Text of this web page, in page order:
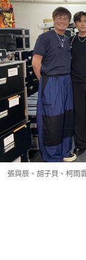
張與辰、胡子貝、柯雨